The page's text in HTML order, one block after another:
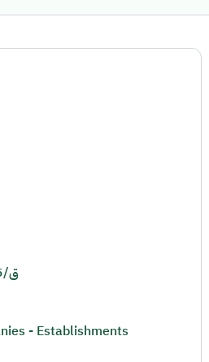
451141003/ق/1445هـ
- Establishments